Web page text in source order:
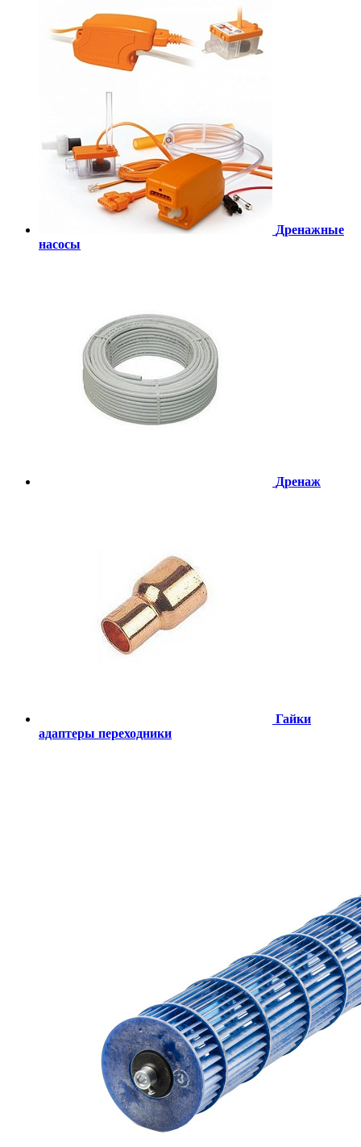
Дренажные
насосы
Дренаж
Гайки
адаптеры переходники